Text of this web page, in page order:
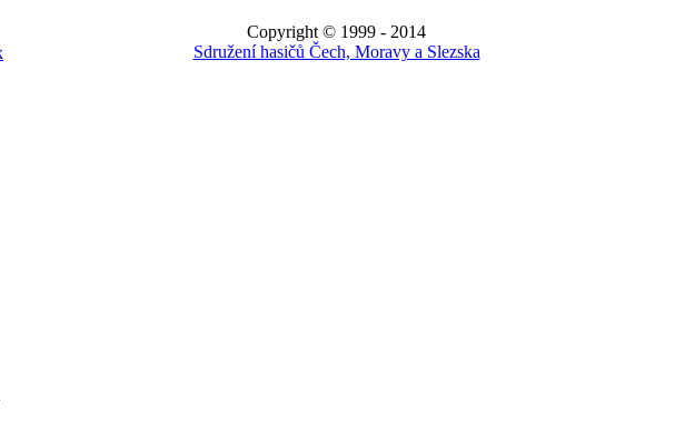
Copyright © 1999 - 2014
Sdružení hasičů Čech, Moravy a Slezska